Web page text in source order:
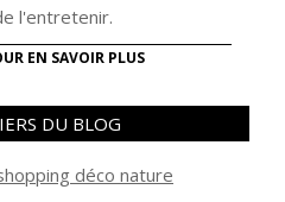
l'entretenir.
EN SAVOIR PLUS
DU BLOG
déco nature